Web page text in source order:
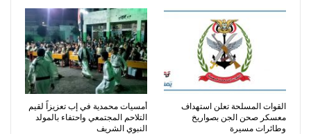
القوات المسلحة تعلن استهداف
معسكر صحن الجن بصواريخ
وطائرات مسيرة
أمسيات محمدية في إب تعزيزاً لقيم
التلاحم المجتمعي واحتفاء بالمولد
النبوي الشريف